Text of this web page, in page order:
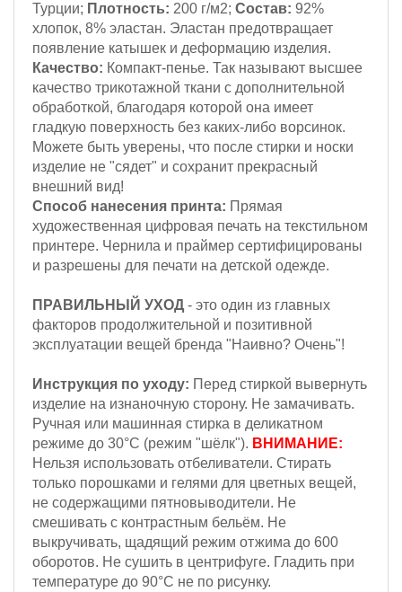
Турции; Плотность: 200 г/м2; Состав: 92%
хлопок, 8% эластан. Эластан предотвращает
появление катышек и деформацию изделия.
Качество: Компакт-пенье. Так называют высшее
качество трикотажной ткани с дополнительной
обработкой, благодаря которой она имеет
гладкую поверхность без каких-либо ворсинок.
Можете быть уверены, что после стирки и носки
изделие не "сядет" и сохранит прекрасный
внешний вид!
Способ нанесения принта: Прямая
художественная цифровая печать на текстильном
принтере. Чернила и праймер сертифицированы
и разрешены для печати на детской одежде.
ПРАВИЛЬНЫЙ УХОД - это один из главных
факторов продолжительной и позитивной
эксплуатации вещей бренда "Наивно? Очень"!
Инструкция по уходу: Перед стиркой вывернуть
изделие на изнаночную сторону. Не замачивать.
Ручная или машинная стирка в деликатном
режиме до 30°С (режим "шёлк"). ВНИМАНИЕ:
Нельзя использовать отбеливатели. Стирать
только порошками и гелями для цветных вещей,
не содержащими пятновыводители. Не
смешивать с контрастным бельём. Не
выкручивать, щадящий режим отжима до 600
оборотов. Не сушить в центрифуге. Гладить при
температуре до 90°С не по рисунку.